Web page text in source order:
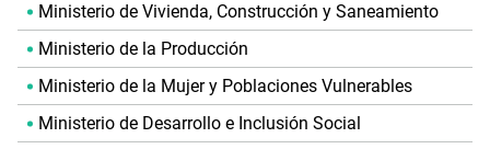
Ministerio de Vivienda, Construcción y Saneamiento
Ministerio de la Producción
Ministerio de la Mujer y Poblaciones Vulnerables
Ministerio de Desarrollo e Inclusión Social